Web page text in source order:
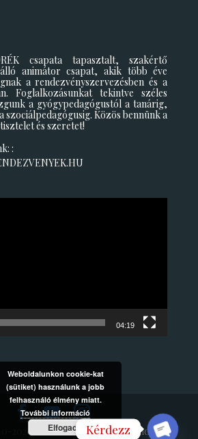
csapata tapasztalt, szakértő
álló animátor csapat, akik több éve
a rendezvényszervezésben és a
Foglalkozásunkat tekintve széles
a gyógypedagógustól a tanárig,
szociálpedagógusig. Közös bennünk a
és szeretet!
:
04:19
2020 ORIASBUBOREK.HU Minden
Weboldalunkon cookie-kat
(sütiket) használunk a jobb
felhasználó élmény miatt.
További információ
Elfogad Kérdezz